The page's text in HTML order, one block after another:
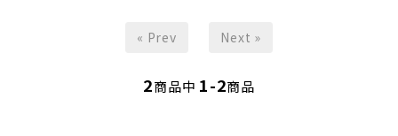
« Prev Next »
2商品中 1-2商品